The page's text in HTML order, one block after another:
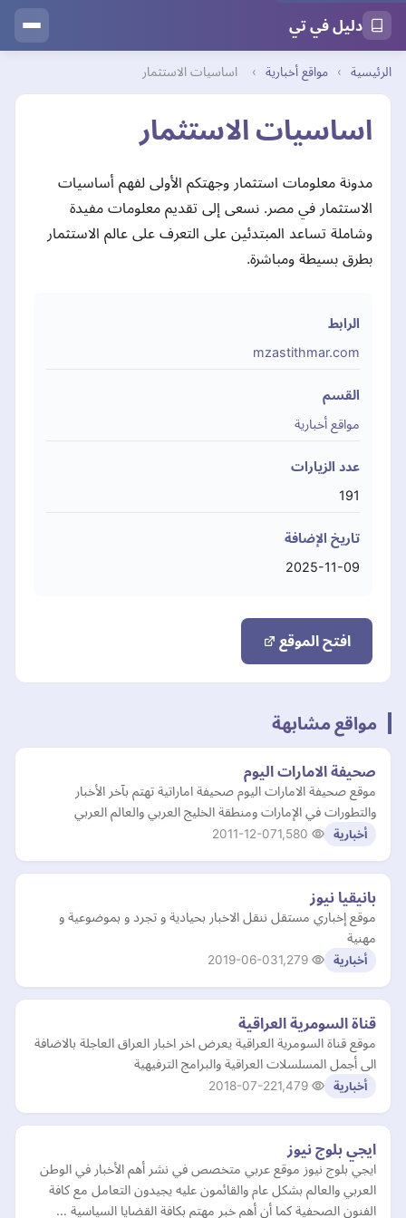
دليل في تي
الرئيسية › مواقع أخبارية › اساسيات الاستثمار
اساسيات الاستثمار
مدونة معلومات استثمار وجهتكم الأولى لفهم أساسيات
الاستثمار في مصر. نسعى إلى تقديم معلومات مفيدة
وشاملة تساعد المبتدئين على التعرف على عالم الاستثمار
بطرق بسيطة ومباشرة.
الرابط
mzastithmar.com
القسم
مواقع أخبارية
عدد الزيارات
191
تاريخ الإضافة
2025-11-09
افتح الموقع
مواقع مشابهة
صحيفة الامارات اليوم
موقع صحيفة الامارات اليوم صحيفة اماراتية تهتم بآخر الأخبار
والتطورات في الإمارات ومنطقة الخليج العربي والعالم العربي
أخبارية 2011-12-07
بانيقيا نيوز
موقع إخباري مستقل ننقل الاخبار بحيادية و تجرد و بموضوعية و
مهنية
أخبارية 2019-06-03
قناة السومرية العراقية
موقع قناة السومرية العراقية يعرض اخر اخبار العراق العاجلة بالاضافة
الى أجمل المسلسلات العراقية والبرامج الترفيهية
أخبارية 2018-07-22
ايجي بلوج نيوز
ايجي بلوج نيوز موقع عربي متخصص في نشر أهم الأخبار في الوطن
العربي والعالم بشكل عام والقائمون عليه يجيدون التعامل مع كافة
الفنون الصحفية كما أن أهم خبر مهتم بكافة القضايا السياسية …